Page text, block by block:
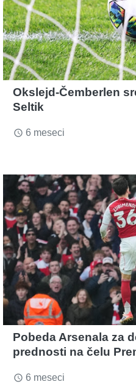
Okslejd-Čemberlen
Seltik
access_time 6 meseci
Pobeda Arsenala za
prednosti na čelu
access_time 6 meseci